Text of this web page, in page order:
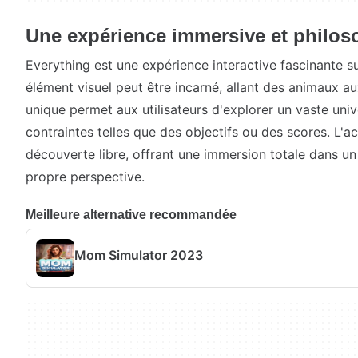
Une expérience immersive et
Everything est une expérience interactive fascinante
élément visuel peut être incarné, allant des animaux
unique permet aux utilisateurs d'explorer un vaste
contraintes telles que des objectifs ou des scores.
découverte libre, offrant une immersion totale dans
propre perspective.
Meilleure alternative recommandée
Mom Simulator 2023